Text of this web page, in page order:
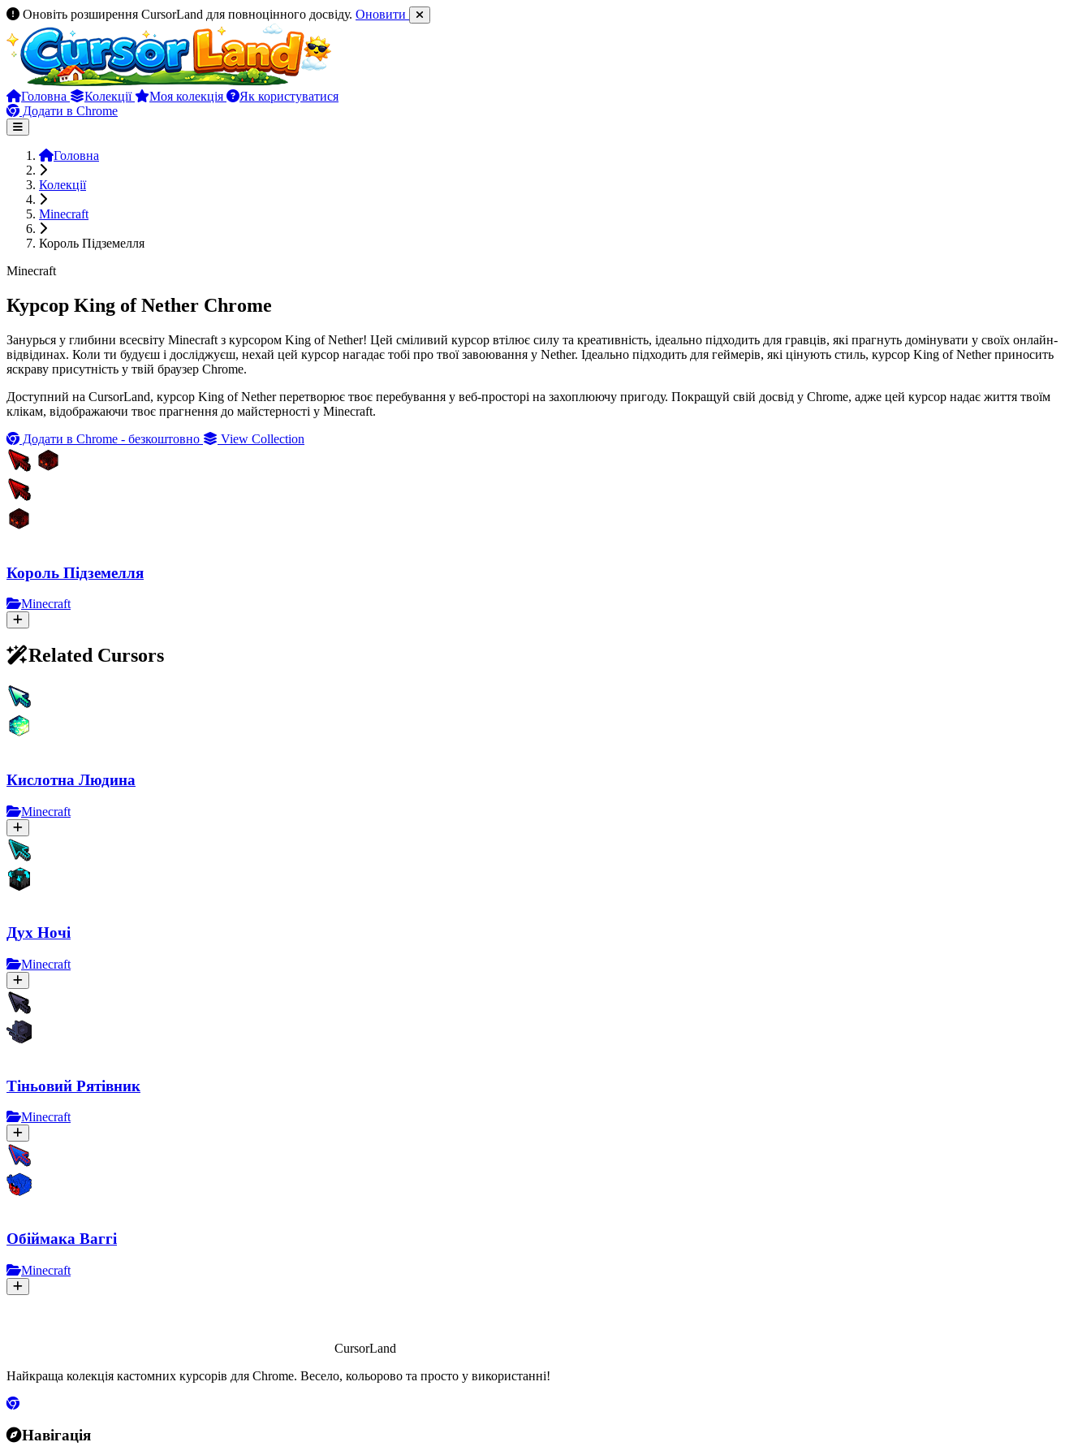
Оновіть розширення CursorLand для повноцінного досвіду. Оновити
Головна Колекції Моя колекція
Як користуватися
Додати в Chrome
Головна
Колекції
Minecraft
Король Підземелля
Minecraft
Курсор King of Nether Chrome
Занурься у глибини всесвіту Minecraft з курсором King of Nether! Цей сміливий курсор втілює силу та креативність, ідеально підходить для гравців, які прагнуть домінувати у своїх онлайн-
відвідинах. Коли ти будуєш і досліджуєш, нехай цей курсор нагадає тобі про твої завоювання у Nether. Ідеально підходить для геймерів, які цінують стиль, курсор King of Nether приносить
яскраву присутність у твій браузер Chrome.
Доступний на CursorLand, курсор King of Nether перетворює твоє перебування у веб-просторі на захоплюючу пригоду. Покращуй свій досвід у Chrome, адже цей курсор надає життя твоїм
клікам, відображаючи твоє прагнення до майстерності у Minecraft.
Додати в Chrome - безкоштовно
View Collection
Король Підземелля
Minecraft
Related Cursors
Кислотна Людина
Minecraft
Дух Ночі
Minecraft
Тіньовий Рятівник
Minecraft
Обіймака Ваггі
Minecraft
CursorLand
Найкраща колекція кастомних курсорів для Chrome. Весело, кольорово та просто у використанні!
Навігація